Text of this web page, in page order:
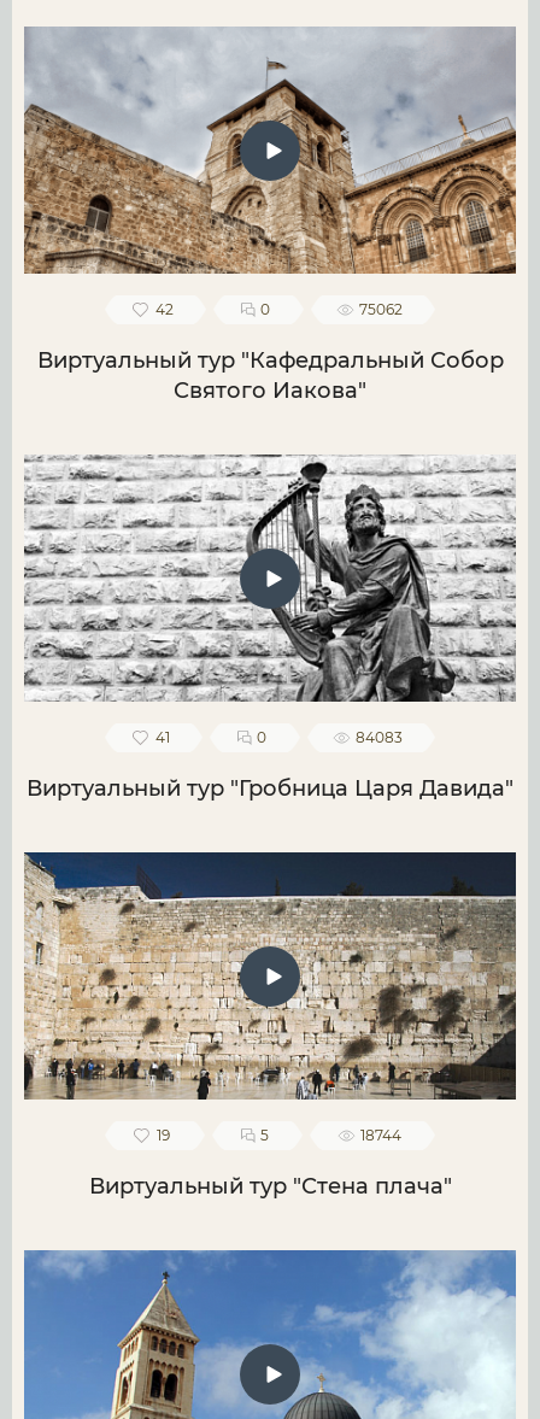
42 0 75062
Виртуальный тур "Кафедральный Собор
Святого Иакова"
41 0 84083
Виртуальный тур "Гробница Царя Давида"
19 5 18744
Виртуальный тур "Стена плача"